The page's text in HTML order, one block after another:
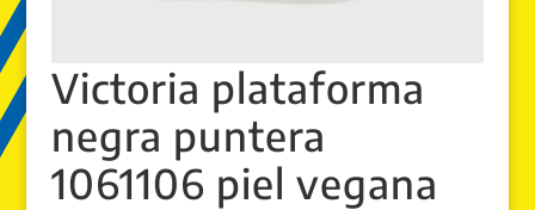
Victoria plataforma
negra puntera
1061106 piel vegana